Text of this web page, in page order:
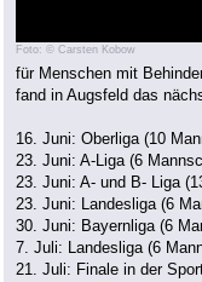
Foto: © Carsten Kobow
für Menschen mit
fand in Augsfeld das
16. Juni: Oberliga (10
23. Juni: A-Liga (6
23. Juni: A- und B- Liga
23. Juni: Landesliga (6
30. Juni: Bayernliga (6
7. Juli: Landesliga (6
21. Juli: Finale in der